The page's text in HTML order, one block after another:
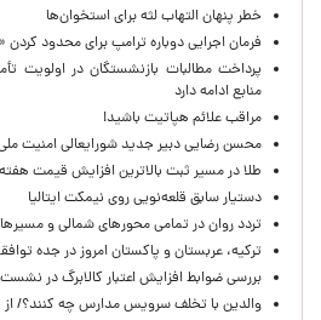
خطر پنهان التهاب لثه برای استخوان‌ها
فرمان اجرایی دوباره ترامپ برای محدود
پرداخت مطالبات بازنشستگان در اولویت
منابع ادامه دارد
مراقب علائم هپاتیت باشید!
محسن رضایی دبیر جدید شورایعالی امنیت
طلا در مسیر ثبت بالاترین افزایش قیمت هفته
دستیار سابق قلعه‌نویی روی نیمکت ایتالیا
تردد روان در تمامی محورهای شمالی و
ترکیه، عربستان و پاکستان امروز در جده
بررسی ضوابط افزایش اعتبار کالابرگ در نشست
والدین با تخلف سرویس مدارس چه کنند؟/ از